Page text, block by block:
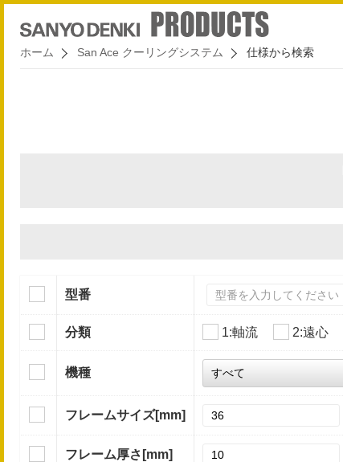
ホーム San Ace クーリングシステム 仕様から検索
型番
分類 1:軸流 2:遠心
機種
フレームサイズ[mm]
フレーム厚さ [mm]